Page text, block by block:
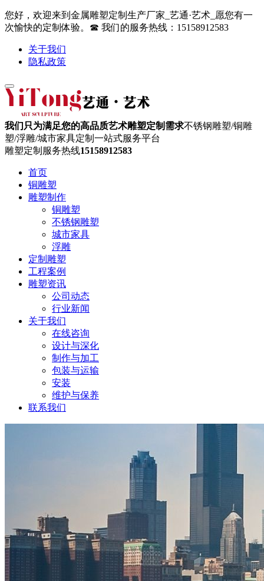
您好，欢迎来到金属雕塑定制生产厂家_艺通·艺术_愿您有一
次愉快的定制体验。☎ 我们的服务热线：15158912583
关于我们
隐私政策
我们只为满足您的高品质艺术雕塑定制需求不锈钢雕塑/铜雕
塑/浮雕/城市家具定制一站式服务平台
雕塑定制服务热线15158912583
首页
铜雕塑
雕塑制作
铜雕塑
不锈钢雕塑
城市家具
浮雕
定制雕塑
工程案例
雕塑资讯
公司动态
行业新闻
关于我们
在线咨询
设计与深化
制作与加工
包装与运输
安装
维护与保养
联系我们